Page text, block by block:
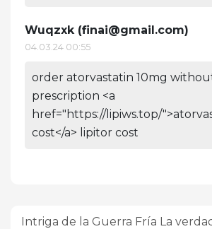
Wuqzxk (finai@gmail.com)
04.03.24 00:55
order atorvastatin 10mg
prescription <a
href="https://lipiws.top/
cost</a> lipitor cost
Intriga de la Guerra Fría La